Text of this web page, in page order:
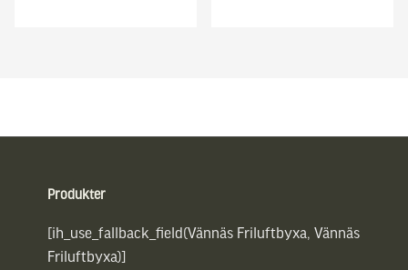
Produkter
[ih_use_fallback_field(Vännäs Friluftbyxa, Vännäs
Friluftbyxa)]